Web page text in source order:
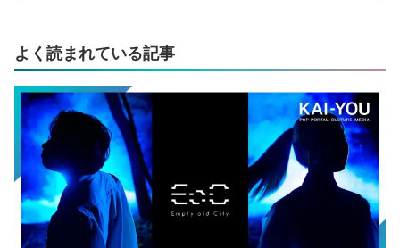
よく読まれている記事